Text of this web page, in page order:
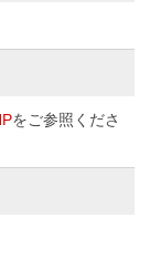
をご参照くださ